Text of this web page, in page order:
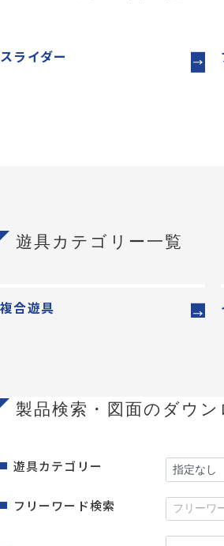
スライダー
遊具カテゴリー一覧
複合遊具
製品検索・図面のダウン
遊具カテゴリー
フリーワード検索